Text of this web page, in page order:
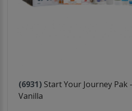
(6931) Start Your Journey Pak
Vanilla